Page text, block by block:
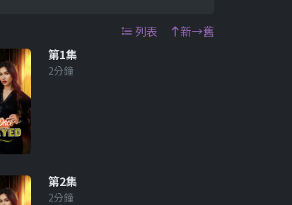
列表
新→舊
第1集
2分鐘
第2集
2分鐘